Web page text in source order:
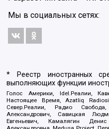
Мы в социальных сетях:
* Реестр иностранных
выполняющих функции
Голос Америки, Idel.Реалии,
Настоящее Время, Azatliq
Север.Реалии, Радио
Александрович, Савицкая
Евгеньевич, Камалягин